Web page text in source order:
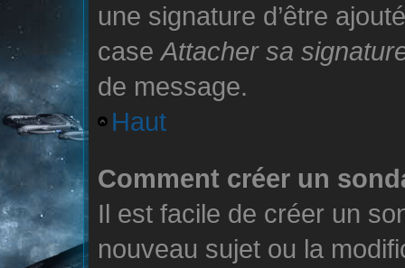
une signature d’être
caseAttacher sa
de message.
Haut
Comment créer un
Il est facile de créer un
nouveau sujet ou la